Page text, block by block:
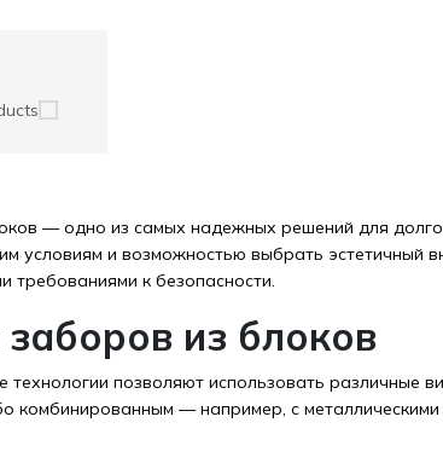
— одно из самых надежных решений для
условиям и возможностью выбрать эстетичный
требованиями к безопасности.
из блоков
технологии позволяют использовать различные
комбинированным — например, с